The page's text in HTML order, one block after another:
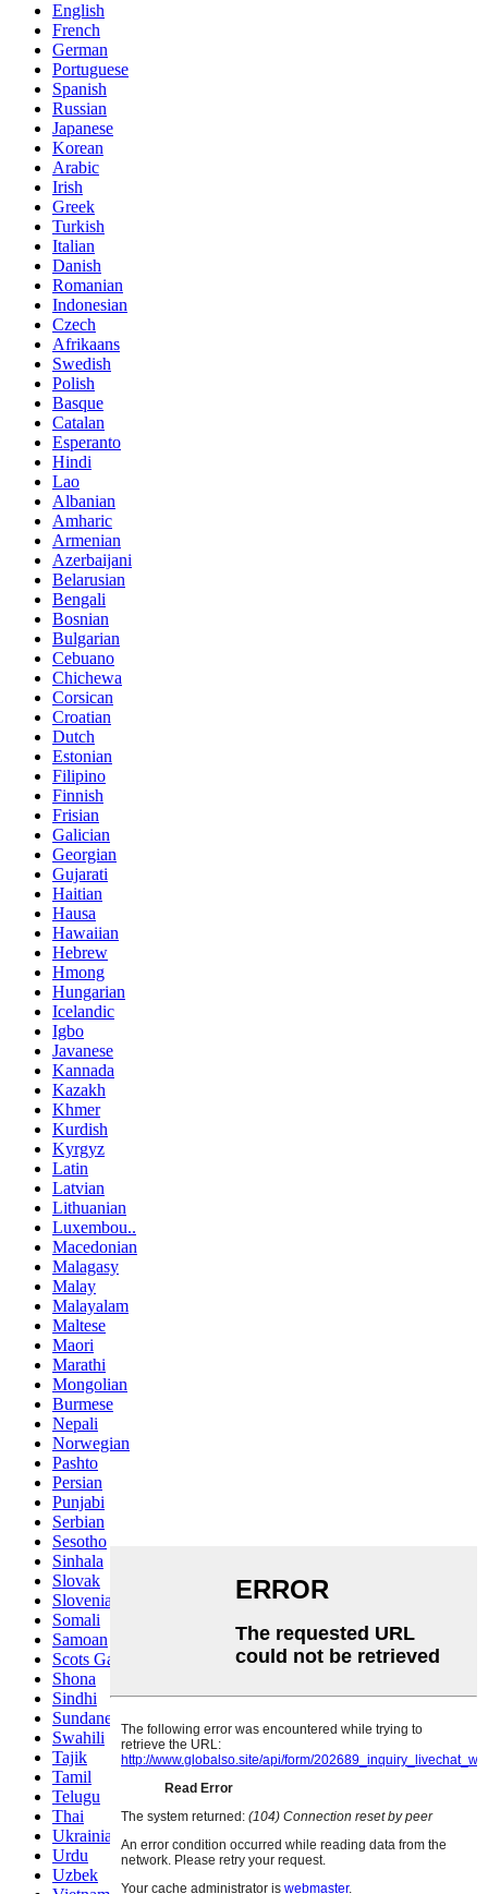
English
French
German
Portuguese
Spanish
Russian
Japanese
Korean
Arabic
Irish
Greek
Turkish
Italian
Danish
Romanian
Indonesian
Czech
Afrikaans
Swedish
Polish
Basque
Catalan
Esperanto
Hindi
Lao
Albanian
Amharic
Armenian
Azerbaijani
Belarusian
Bengali
Bosnian
Bulgarian
Cebuano
Chichewa
Corsican
Croatian
Dutch
Estonian
Filipino
Finnish
Frisian
Galician
Georgian
Gujarati
Haitian
Hausa
Hawaiian
Hebrew
Hmong
Hungarian
Icelandic
Igbo
Javanese
Kannada
Kazakh
Khmer
Kurdish
Kyrgyz
Latin
Latvian
Lithuanian
Luxembou..
Macedonian
Malagasy
Malay
Malayalam
Maltese
Maori
Marathi
Mongolian
Burmese
Nepali
Norwegian
Pashto
Persian
Punjabi
Serbian
Sesotho
Sinhala
Slovak
Slovenian
Somali
Samoan
Scots Gaelic
Shona
Sindhi
Sundanese
Swahili
Tajik
Tamil
Telugu
Thai
Ukrainian
Urdu
Uzbek